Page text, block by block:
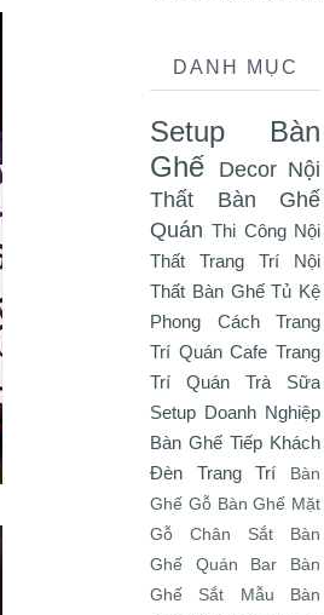
DANH MỤC
Setup Bàn
Ghế
Decor Nội
Thất
Bàn Ghế
Quán Thi Công Nội
Thất
Trang Trí Nội
Thất Bàn Ghế Tủ Kệ
Phong Cách
Trang
Trí Quán Cafe Trang
Trí Quán Trà Sữa
Setup Doanh Nghiệp
Bàn Ghế Tiếp Khách
Đèn Trang Trí
Bàn
Ghế Gỗ Bàn Ghế Mặt
Gỗ Chân Sắt
Bàn
Ghế Quán Bar
Bàn
Ghế Sắt
Mẫu Bàn